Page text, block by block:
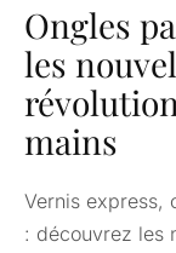
Ongles
les
mains
Vernis express,
: découvrez les